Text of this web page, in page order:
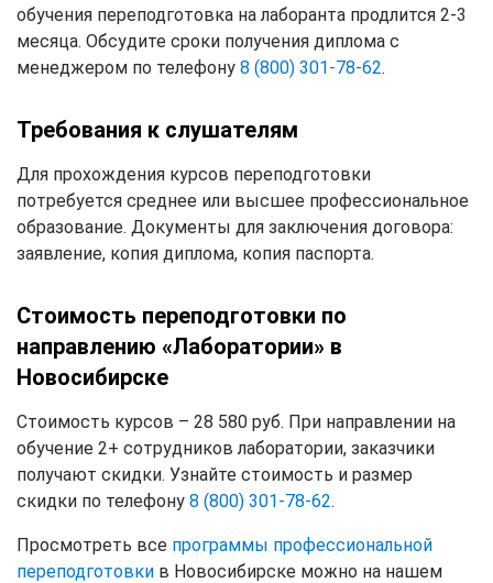
обучения переподготовка на лаборанта продлится 2-3
месяца. Обсудите сроки получения диплома с
менеджером по телефону 8 (800) 301-78-62.
Требования к слушателям
Для прохождения курсов переподготовки
потребуется среднее или высшее профессиональное
образование. Документы для заключения договора:
заявление, копия диплома, копия паспорта.
Стоимость переподготовки по
направлению «Лаборатории» в
Новосибирске
Стоимость курсов – 28 580 руб. При направлении на
обучение 2+ сотрудников лаборатории, заказчики
получают скидки. Узнайте стоимость и размер
скидки по телефону 8 (800) 301-78-62.
Просмотреть все программы профессиональной
переподготовки в Новосибирске можно на нашем